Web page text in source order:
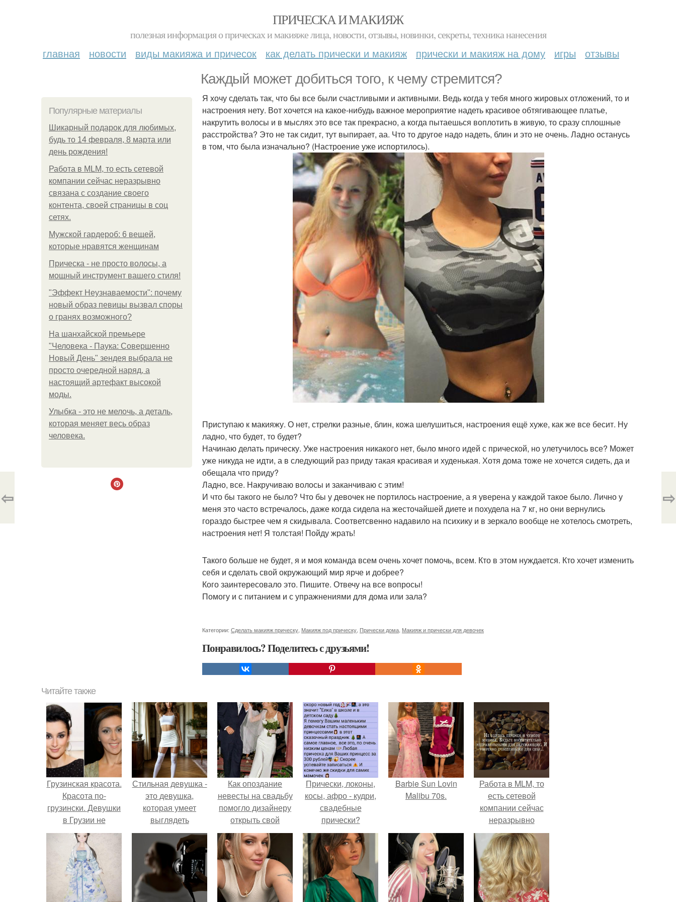
ПРИЧЕСКА И МАКИЯЖ
полезная информация о прическах и макияже лица, новости, отзывы, новинки, секреты, техника нанесения
главная новости виды макияжа и причесок как делать прически и макияж прически и макияж на дому игры отзывы
Каждый может добиться того, к чему стремится?
Популярные материалы
Шикарный подарок для любимых,
будь то 14 февраля, 8 марта или
день рождения!
Работа в MLM, то есть сетевой
компании сейчас неразрывно
связана с создание своего
контента, своей страницы в соц
сетях.
Мужской гардероб: 6 вещей,
которые нравятся женщинам
Прическа - не просто волосы, а
мощный инструмент вашего стиля!
"Эффект Неузнаваемости": почему
новый образ певицы вызвал споры
о гранях возможного?
На шанхайской премьере
"Человека - Паука: Совершенно
Новый День" зендея выбрала не
просто очередной наряд, а
настоящий артефакт высокой
моды.
Улыбка - это не мелочь, а деталь,
которая меняет весь образ
человека.
Я хочу сделать так, что бы все были счастливыми и активными. Ведь когда у тебя много жировых отложений, то и
настроения нету. Вот хочется на какое-нибудь важное мероприятие надеть красивое обтягивающее платье,
накрутить волосы и в мыслях это все так прекрасно, а когда пытаешься воплотить в живую, то сразу сплошные
расстройства? Это не так сидит, тут выпирает, аа. Что то другое надо надеть, блин и это не очень. Ладно останусь
в том, что была изначально? (Настроение уже испортилось).
Приступаю к макияжу. О нет, стрелки разные, блин, кожа шелушиться, настроения ещё хуже, как же все бесит. Ну
ладно, что будет, то будет?
Начинаю делать прическу. Уже настроения никакого нет, было много идей с прической, но улетучилось все? Может
уже никуда не идти, а в следующий раз приду такая красивая и худенькая. Хотя дома тоже не хочется сидеть, да и
обещала что приду?
Ладно, все. Накручиваю волосы и заканчиваю с этим!
И что бы такого не было? Что бы у девочек не портилось настроение, а я уверена у каждой такое было. Лично у
меня это часто встречалось, даже когда сидела на жесточайшей диете и похудела на 7 кг, но они вернулись
гораздо быстрее чем я скидывала. Соответсвенно надавило на психику и в зеркало вообще не хотелось смотреть,
настроения нет! Я толстая! Пойду жрать!
Такого больше не будет, я и моя команда всем очень хочет помочь, всем. Кто в этом нуждается. Кто хочет изменить
себя и сделать свой окружающий мир ярче и добрее?
Кого заинтересовало это. Пишите. Отвечу на все вопросы!
Помогу и с питанием и с упражнениями для дома или зала?
Категории: Сделать макияж прическу Макияж под прическу Прически дома Макияж и прически для девочек
Понравилось? Поделитесь с друзьями!
⇦ ⇨
Читайте также
Грузинская красота.
Красота по-
грузински. Девушки
в Грузии не
злоупотребляют
косметикой, но при
этом выглядят на
все сто.
Стильная девушка -
это девушка,
которая умеет
выглядеть
привлекательно и
элегантно в любои
ситуации.
Как опоздание
невесты на свадьбу
помогло дизайнеру
открыть свой
бренд.
Прически, локоны,
косы, афро - кудри,
свадебные
прически?
Barbie Sun Lovin
Malibu 70s.
Работа в MLM, то
есть сетевой
компании сейчас
неразрывно
связана с создание
своего контента,
своей страницы в
соц сетях.